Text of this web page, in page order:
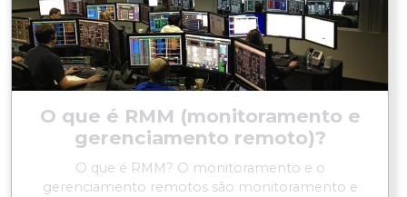
O que é RMM (monitoramento e
gerenciamento remoto)?
O que é RMM? O monitoramento e o
gerenciamento remotos são monitoramento e